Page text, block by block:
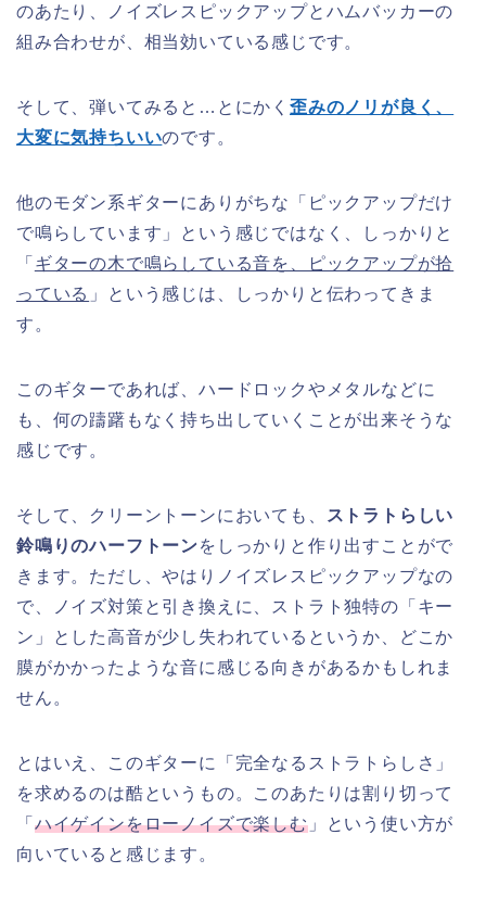
のあたり、ノイズレスピックアップとハムバッカーの
組み合わせが、相当効いている感じです。
そして、弾いてみると…とにかく 歪みのノリが良く、
大変に気持ちいいのです。
他のモダン系ギターにありがちな「ピックアップだけ
で鳴らしています」という感じではなく、しっかりと
「 ギターの木で鳴らしている音を、ピックアップが拾
っている 」という感じは、しっかりと伝わってきま
す。
このギターであれば、ハードロックやメタルなどに
も、何の躊躇もなく持ち出していくことが出来そうな
感じです。
そして、クリーントーンにおいても、
ストラトらしい
鈴鳴りのハーフトーンをしっかりと作り出すことがで
きます。ただし、やはりノイズレスピックアップなの
で、ノイズ対策と引き換えに、ストラト独特の「キー
ン」とした高音が少し失われているというか、どこか
膜がかかったような音に感じる向きがあるかもしれま
せん。
とはいえ、このギターに「完全なるストラトらしさ」
を求めるのは酷というもの。このあたりは割り切って
「 ハイゲインをローノイズで楽しむ」という使い方が
向いていると感じます。